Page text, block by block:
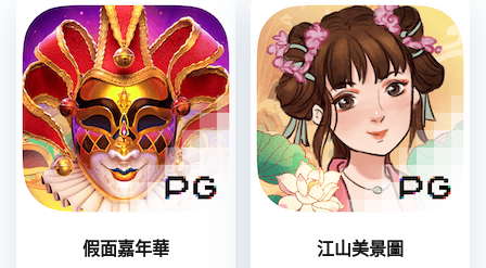
假面嘉年華 江山美景圖